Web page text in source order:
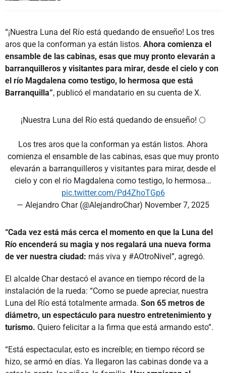
“¡Nuestra Luna del Río está quedando de ensueño! Los tres
aros que la conforman ya están listos. Ahora comienza el
ensamble de las cabinas, esas que muy pronto elevarán a
barranquilleros y visitantes para mirar, desde el cielo y con
el río Magdalena como testigo, lo hermosa que está
Barranquilla”, publicó el mandatario en su cuenta de X.
¡Nuestra Luna del Río está quedando de ensueño! 🌕
Los tres aros que la conforman ya están listos. Ahora
comienza el ensamble de las cabinas, esas que muy pronto
elevarán a barranquilleros y visitantes para mirar, desde el
cielo y con el río Magdalena como testigo, lo hermosa…
pic.twitter.com/Pd4ZhoTGp6
— Alejandro Char (@AlejandroChar) November 7, 2025
“Cada vez está más cerca el momento en que la Luna del
Río encenderá su magia y nos regalará una nueva forma
de ver nuestra ciudad: más viva y #AOtroNivel”, agregó.
El alcalde Char destacó el avance en tiempo récord de la
instalación de la rueda: “Como se puede apreciar, nuestra
Luna del Río está totalmente armada. Son 65 metros de
diámetro, un espectáculo para nuestro entretenimiento y
turismo. Quiero felicitar a la firma que está armando esto”.
“Está espectacular, esto es increíble; en tiempo récord se
hizo, se armó en días. Ya llegaron las cabinas donde va a